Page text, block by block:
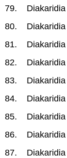
Diakaridia
Diakaridia
Diakaridia
Diakaridia
Diakaridia
Diakaridia
Diakaridia
Diakaridia
Diakaridia